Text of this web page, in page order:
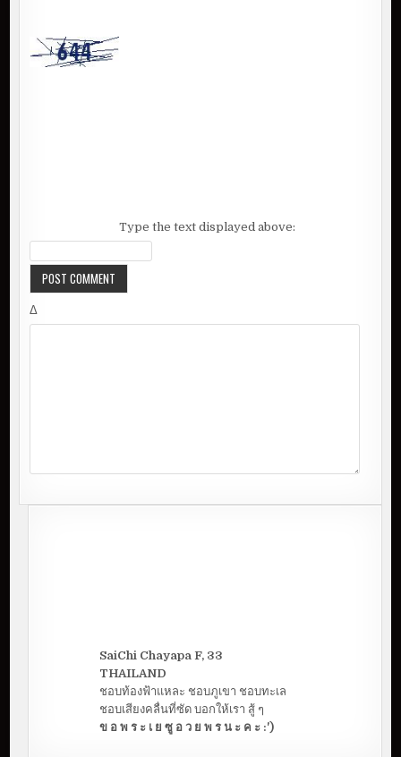
Type the text displayed above:
Δ
SaiChi Chayapa F, 33
THAILAND
ชอบท้องฟ้าแหละ ชอบภูเขา ชอบทะเล
ชอบเสียงคลื่นที่ซัด บอกให้เรา สู้ ๆ
ข อ พ ร ะ เ ย ซู อ ว ย พ ร น ะ ค ะ :')